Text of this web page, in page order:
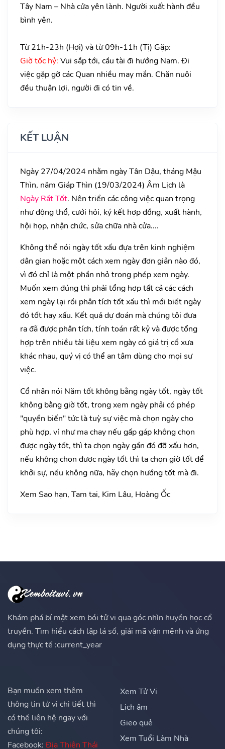
Tây Nam – Nhà cửa yên lành. Người xuất hành đều
bình yên.
Từ 21h-23h (Hợi) và từ 09h-11h (Tị) Gặp:
Giờ tốc hỷ: Vui sắp tới, cầu tài đi hướng Nam. Đi
việc gặp gỡ các Quan nhiều may mắn. Chăn nuôi
đều thuận lợi, người đi có tin về.
KẾT LUẬN
Ngày 27/04/2024 nhằm ngày Tân Dậu, tháng Mậu
Thìn, năm Giáp Thìn (19/03/2024) Âm Lịch là
Ngày Rất Tốt. Nên triển các công việc quan trọng
như động thổ, cưới hỏi, ký kết hợp đồng, xuất hành,
hội họp, nhận chức, sửa chữa nhà cửa....
Không thể nói ngày tốt xấu đựa trên kinh nghiệm
dân gian hoặc một cách xem ngày đơn giản nào đó,
vì đó chỉ là một phần nhỏ trong phép xem ngày.
Muốn xem đúng thì phải tổng hợp tất cả các cách
xem ngày lại rồi phân tích tốt xấu thì mới biết ngày
đó tốt hay xấu. Kết quả dự đoán mà chúng tôi đưa
ra đã được phân tích, tính toán rất kỷ và được tổng
hợp trên nhiều tài liệu xem ngày có giá trị cổ xưa
khác nhau, quý vị có thể an tâm dùng cho mọi sự
việc.
Cổ nhân nói Năm tốt không bằng ngày tốt, ngày tốt
không bằng giờ tốt, trong xem ngày phải có phép
"quyền biến" tức là tuỳ sự việc mà chọn ngày cho
phù hợp, ví như ma chay nếu gấp gáp không chọn
được ngày tốt, thì ta chọn ngày gần đó đỡ xấu hơn,
nếu không chọn được ngày tốt thì ta chọn giờ tốt để
khởi sự, nếu không nữa, hãy chọn hướng tốt mà đi.
Xem Sao hạn, Tam tai, Kim Lâu, Hoàng Ốc
Khám phá bí mật xem bói tử vi qua góc nhìn huyền học cổ
truyền. Tìm hiểu cách lập lá số, giải mã vận mệnh và ứng
dụng thực tế :current_year
Bạn muốn xem thêm
thông tin tử vi chi tiết thì
có thể liên hệ ngay với
chúng tôi:
Facebook: Địa Thiên Thái
Xem Tử Vi
Lịch âm
Gieo quẻ
Xem Tuổi Làm Nhà